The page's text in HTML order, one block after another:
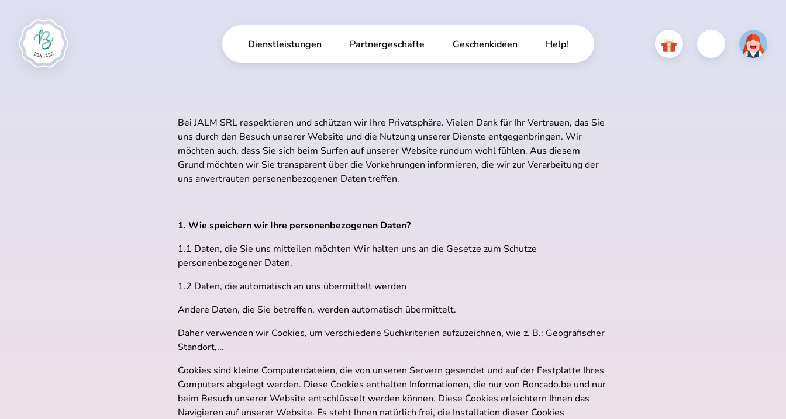
Dienstleistungen Partnergeschäfte Geschenkideen Help!
Bei JALM SRL respektieren und schützen wir Ihre Privatsphäre. Vielen Dank für Ihr Vertrauen, das Sie
uns durch den Besuch unserer Website und die Nutzung unserer Dienste entgegenbringen. Wir
möchten auch, dass Sie sich beim Surfen auf unserer Website rundum wohl fühlen. Aus diesem
Grund möchten wir Sie transparent über die Vorkehrungen informieren, die wir zur Verarbeitung der
uns anvertrauten personenbezogenen Daten treffen.
1. Wie speichern wir Ihre personenbezogenen Daten?
1.1 Daten, die Sie uns mitteilen möchten Wir halten uns an die Gesetze zum Schutze
personenbezogener Daten.
1.2 Daten, die automatisch an uns übermittelt werden
Andere Daten, die Sie betreffen, werden automatisch übermittelt.
Daher verwenden wir Cookies, um verschiedene Suchkriterien aufzuzeichnen, wie z. B.: Geografischer
Standort,...
Cookies sind kleine Computerdateien, die von unseren Servern gesendet und auf der Festplatte Ihres
Computers abgelegt werden. Diese Cookies enthalten Informationen, die nur von Boncado.be und nur
beim Besuch unserer Website entschlüsselt werden können. Diese Cookies erleichtern Ihnen das
Navigieren auf unserer Website. Es steht Ihnen natürlich frei, die Installation dieser Cookies